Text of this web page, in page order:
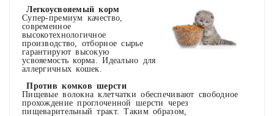
Легкоусвояемый корм
Супер-премиум качество,
современное
высокотехнологичное
производство, отборное сырье
гарантируют высокую
усвояемость корма. Идеально для
аллергичных кошек.
Против комков шерсти
Пищевые волокна клетчатки обеспечивают свободное
прохождение проглоченной шерсти через
пищеварительный тракт. Таким образом,